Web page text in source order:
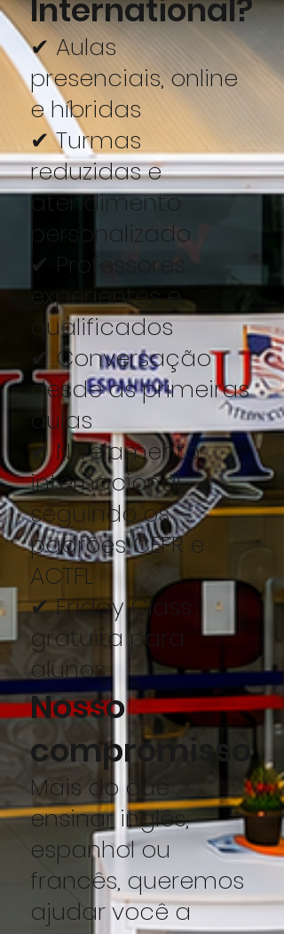
International?
✔ Aulas
presenciais, online
e híbridas
✔ Turmas
reduzidas e
atendimento
personalizado
✔ Professores
experientes e
qualificados
✔ Conversação
desde as primeiras
aulas
✔ Nivelamento
internacional
seguindo os
padrões CEFR e
ACTFL
✔ Friday Class
gratuita para
alunos
Nosso
compromisso
Mais do que
ensinar inglês,
espanhol ou
francês, queremos
ajudar você a